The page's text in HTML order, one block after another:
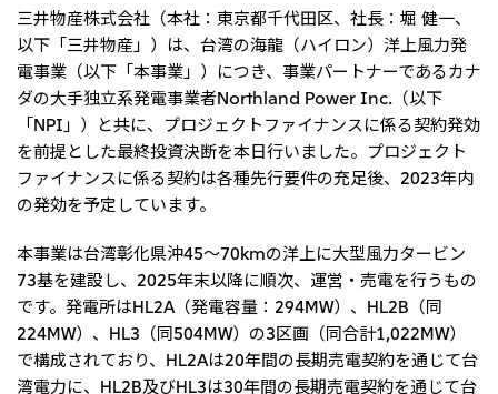
モロッコで、世界で、タン
パク質バリューチェーン
八代 侑輝
すべては、志からはじま
る。
三井物産の事業
会社概要
経営理念
リーダーシップチーム・役員一覧
国内・海外拠点
事業本部紹介
コーポレート・ガバナンス
三井物産のDX
三井物産の人材マネジメント
ライブラリー
トップ
What's New
重要なお知らせ
トピックス
2026年
2025年
2024年
2023年
2022年
2020年
2019年
2018年
サステナビリティ
トップ
サステナビリティ最新情報
トップコミットメント
サステナビリティ経営
Environment
Governance
マテリアリティ
イニシアティブへの参画
三井物産の人材マネジメント
三井物産の森
社会貢献活動
ライブラリー
投資家情報
IR最新情報
経営方針・戦略
財務・業績情報
IR資料室
IR説明会
個人株主・投資家の皆様へ
株主・株式基本情報
Careers
トップ
三井物産について
採用情報
本店新卒採用・キャリア採用
Network Website
三井物産株式会社（本社：東京都千代田区、社長：堀 健一、
以下「三井物産」）は、台湾の海龍（ハイロン）洋上風力発
電事業（以下「本事業」）につき、事業パートナーであるカナ
ダの大手独立系発電事業者Northland Power Inc.（以下
「NPI」）と共に、プロジェクトファイナンスに係る契約発効
を前提とした最終投資決断を本日行いました。プロジェクト
ファイナンスに係る契約は各種先行要件の充足後、2023年内
の発効を予定しています。
本事業は台湾彰化県沖45～70kmの洋上に大型風力タービン
73基を建設し、2025年末以降に順次、運営・売電を行うもの
です。発電所はHL2A（発電容量：294MW）、HL2B（同
224MW）、HL3（同504MW）の3区画（同合計1,022MW）
で構成されており、HL2Aは20年間の長期売電契約を通じて台
湾電力に、HL2B及びHL3は30年間の長期売電契約を通じて台